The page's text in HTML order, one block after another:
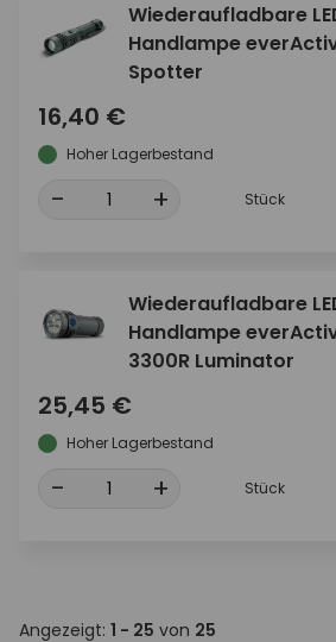
Wiederaufladbare
Handlampe
Spotter
16,40 €
Hoher Lagerbestand
- + Stück
Wiederaufladbare
Handlampe
3300R Luminator
25,45 €
Hoher Lagerbestand
- + Stück
Angezeigt: 1 - 25 von 25